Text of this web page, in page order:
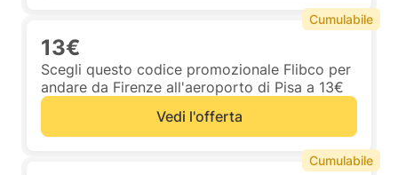
13€
Scegli questo codice promozionale Flibco per
andare da Firenze all'aeroporto di Pisa a 13€
Vedi l'offerta
Cumulabile
Cumulabile